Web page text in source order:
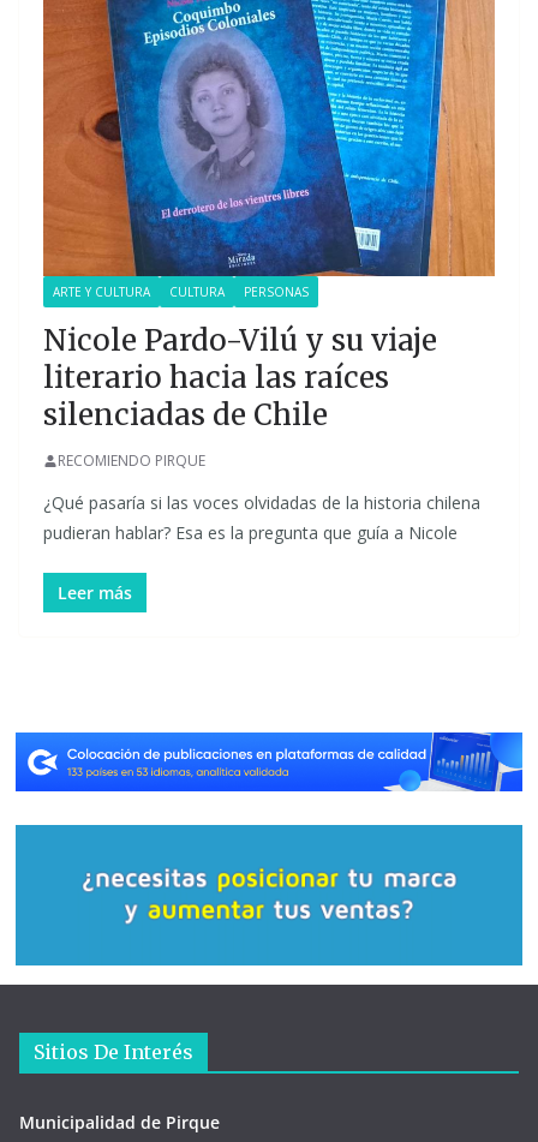
ARTE Y CULTURA CULTURA PERSONAS
Nicole Pardo-Vilú y su viaje
literario hacia las raíces
silenciadas de Chile
RECOMIENDO PIRQUE
¿Qué pasaría si las voces olvidadas de la historia chilena
pudieran hablar? Esa es la pregunta que guía a Nicole
Leer más
Sitios De Interés
Municipalidad de Pirque